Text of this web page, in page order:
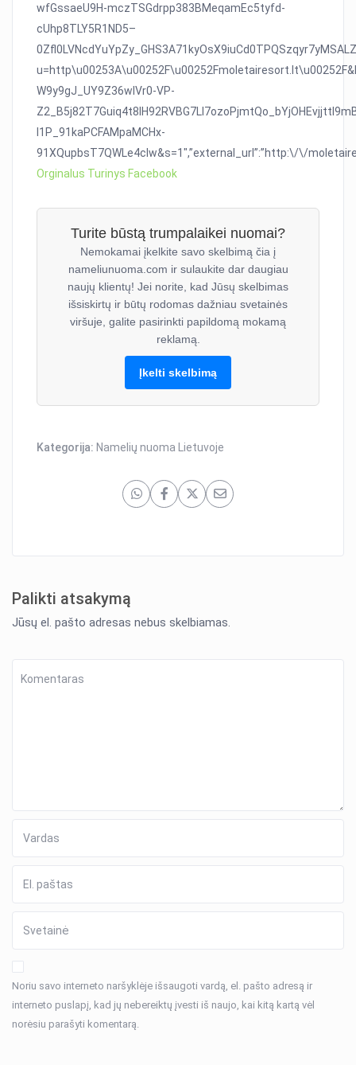
wfGssaeU9H-mczTSGdrpp383BMeqamEc5tyfd-
cUhp8TLY5R1ND5–
W9y9gJ_UY9Z36wIVr0-VP-
l1P_91kaPCFAMpaMCHx-
91XQupbsT7QWLe4cIw&s=1″,”external_url”:”http:\/\/
Orginalus Turinys Facebook
Turite būstą trumpalaikei nuomai?
Nemokamai įkelkite savo skelbimą čia į
nameliunuoma.com ir sulaukite dar daugiau
naujų klientų! Jei norite, kad Jūsų skelbimas
išsiskirtų ir būtų rodomas dažniau svetainės
viršuje, galite pasirinkti papildomą mokamą
reklamą.
Įkelti skelbimą
Kategorija: Namelių nuoma Lietuvoje
Palikti atsakymą
Jūsų el. pašto adresas nebus skelbiamas.
Noriu savo interneto naršyklėje išsaugoti vardą, el. pašto adresą ir
interneto puslapį, kad jų nebereiktų įvesti iš naujo, kai kitą kartą vėl
norėsiu parašyti komentarą.